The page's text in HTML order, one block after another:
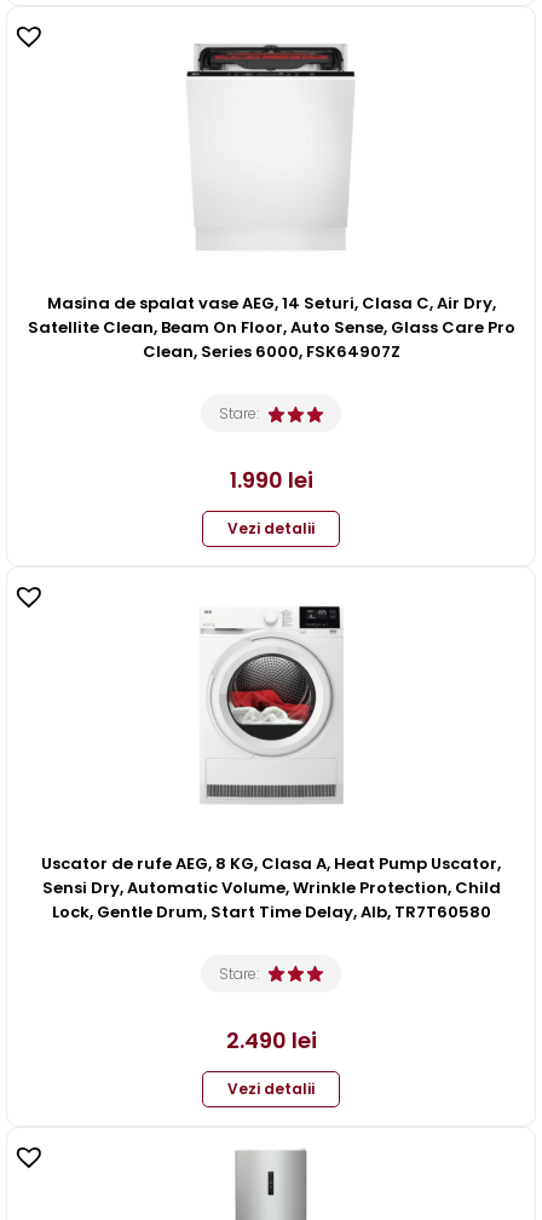
Masina de spalat vase AEG, 14 Seturi, Clasa C, Air Dry,
Satellite Clean, Beam On Floor, Auto Sense, Glass Care Pro
Clean, Series 6000, FSK64907Z
Stare:
1.990 lei
Vezi detalii
Uscator de rufe AEG, 8 KG, Clasa A, Heat Pump Uscator,
Sensi Dry, Automatic Volume, Wrinkle Protection, Child
Lock, Gentle Drum, Start Time Delay, Alb, TR7T60580
Stare:
2.490 lei
Vezi detalii